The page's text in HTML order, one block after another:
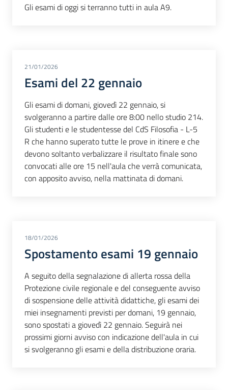
Gli esami di oggi si terranno tutti in aula A9.
21/01/2026
Esami del 22 gennaio
Gli esami di domani, giovedì 22 gennaio, si
svolgeranno a partire dalle ore 8:00 nello studio 214.
Gli studenti e le studentesse del CdS Filosofia - L-5
R che hanno superato tutte le prove in itinere e che
devono soltanto verbalizzare il risultato finale sono
convocati alle ore 15 nell'aula che verrà comunicata,
con apposito avviso, nella mattinata di domani.
18/01/2026
Spostamento esami 19 gennaio
A seguito della segnalazione di allerta rossa della
Protezione civile regionale e del conseguente avviso
di sospensione delle attività didattiche, gli esami dei
miei insegnamenti previsti per domani, 19 gennaio,
sono spostati a giovedì 22 gennaio. Seguirà nei
prossimi giorni avviso con indicazione dell'aula in cui
si svolgeranno gli esami e della distribuzione oraria.